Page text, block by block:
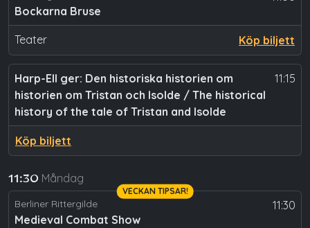
Bockarna Bruse
Teater Köp biljett
11:15
Harp-Ell ger: Den historiska historien om
historien om Tristan och Isolde / The historical
history of the tale of Tristan and Isolde
Köp biljett
11:30 Måndag
11:30
Berliner Rittergilde
Medieval Combat Show
VECKAN TIPSAR!